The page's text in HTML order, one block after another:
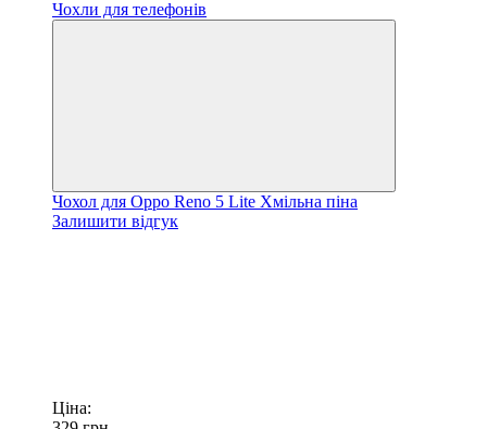
Чохол для Oppo Reno 5 Lite Хмільна піна
Залишити відгук
Ціна: